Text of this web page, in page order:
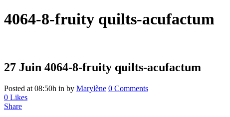
4064-8-fruity quilts-acufactum
27 Juin 4064-8-fruity quilts-acufactum
Posted at 08:50h in by Marylène 0 Comments
0 Likes
Share